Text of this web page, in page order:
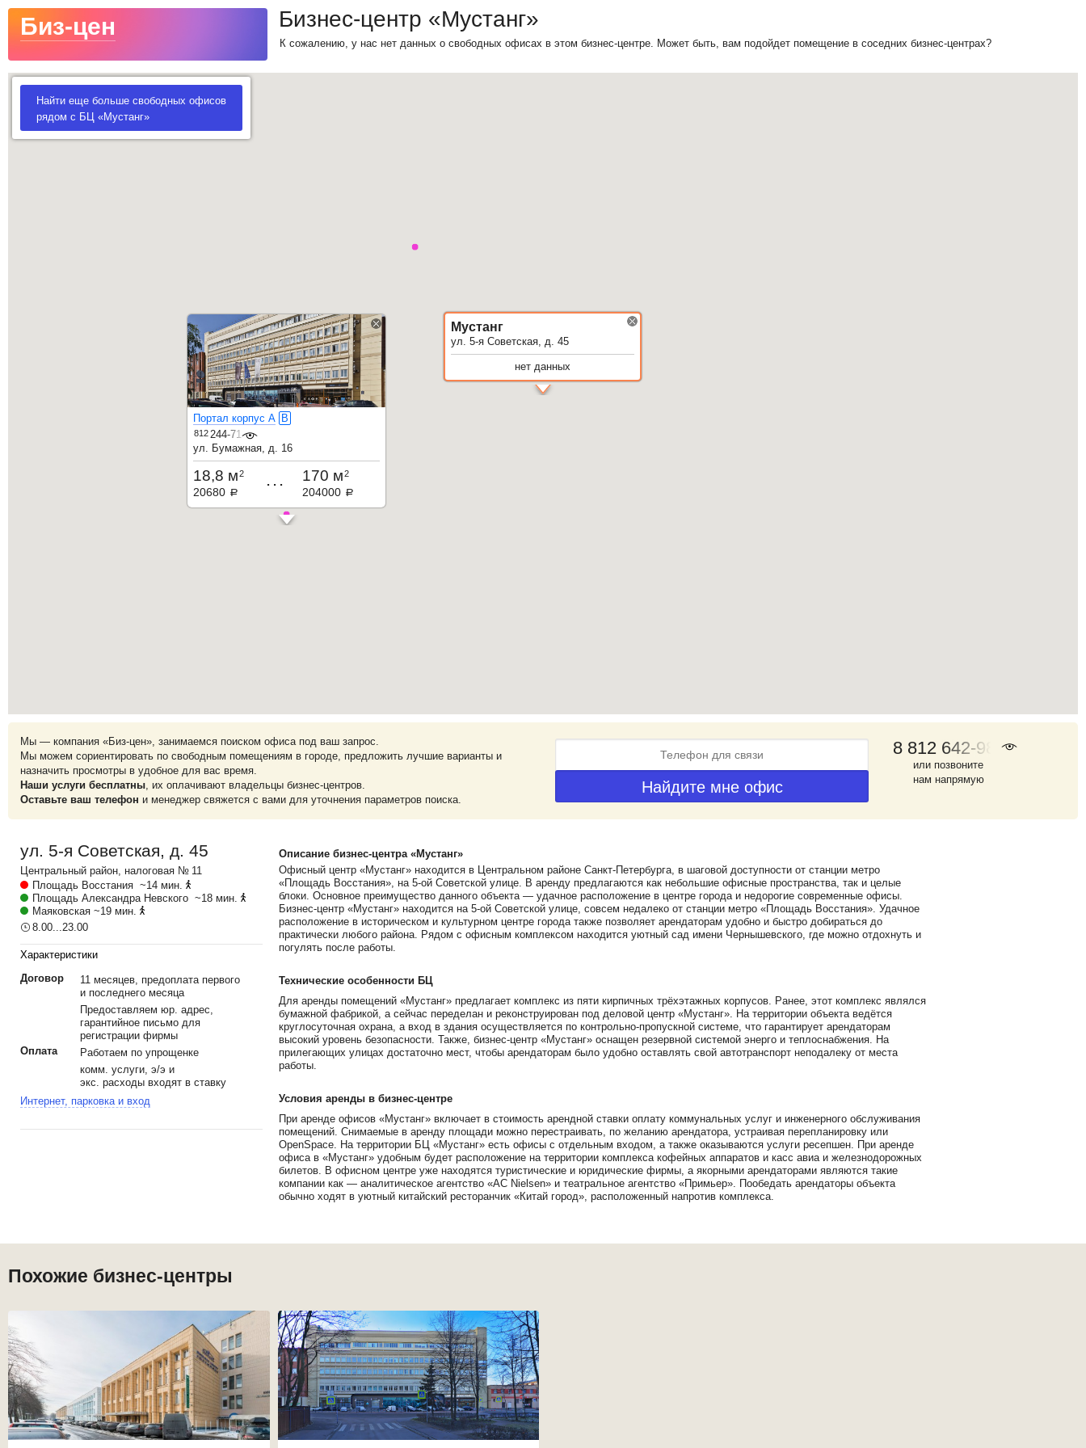
Биз-цен Бизнес-центр «Мустанг»
К сожалению, у нас нет данных о свободных офисах в этом бизнес-центре. Может быть, вам подойдет помещение в соседних бизнес-центрах?
Мустанг
ул. 5-я Советская, д. 45
нет данных
Портал корпус А B
812 244-71-32
ул. Бумажная, д. 16
18,8 м2
20680 a
... 170 м2
204000 a
Мы — компания «Биз-цен», занимаемся поиском офиса под ваш запрос.
Мы можем сориентировать по свободным помещениям в городе, предложить лучшие варианты и
назначить просмотры в удобное для вас время.
Наши услуги бесплатны, их оплачивают владельцы бизнес-центров.
Оставьте ваш телефон и менеджер свяжется с вами для уточнения параметров поиска.
8 812 642-98-46
или позвоните
нам напрямую
ул. 5-я Советская, д. 45
Центральный район, налоговая № 11
Площадь Восстания ~14 мин.
Площадь Александра Невского ~18 мин.
Маяковская ~19 мин.
8.00...23.00
Характеристики
Договор
11 месяцев, предоплата первого
и последнего месяца
Предоставляем юр. адрес,
гарантийное письмо для
регистрации фирмы
Оплата
Работаем по упрощенке
комм. услуги, э/э и
экс. расходы входят в ставку
Интернет, парковка и вход
Описание бизнес-центра «Мустанг»
Офисный центр «Мустанг» находится в Центральном районе Санкт-Петербурга, в шаговой доступности от станции метро
«Площадь Восстания», на 5-ой Советской улице. В аренду предлагаются как небольшие офисные пространства, так и целые
блоки. Основное преимущество данного объекта — удачное расположение в центре города и недорогие современные офисы.
Бизнес-центр «Мустанг» находится на 5-ой Советской улице, совсем недалеко от станции метро «Площадь Восстания». Удачное
расположение в историческом и культурном центре города также позволяет арендаторам удобно и быстро добираться до
практически любого района. Рядом с офисным комплексом находится уютный сад имени Чернышевского, где можно отдохнуть и
погулять после работы.
Технические особенности БЦ
Для аренды помещений «Мустанг» предлагает комплекс из пяти кирпичных трёхэтажных корпусов. Ранее, этот комплекс являлся
бумажной фабрикой, а сейчас переделан и реконструирован под деловой центр «Мустанг». На территории объекта ведётся
круглосуточная охрана, а вход в здания осуществляется по контрольно-пропускной системе, что гарантирует арендаторам
высокий уровень безопасности. Также, бизнес-центр «Мустанг» оснащен резервной системой энерго и теплоснабжения. На
прилегающих улицах достаточно мест, чтобы арендаторам было удобно оставлять свой автотранспорт неподалеку от места
работы.
Условия аренды в бизнес-центре
При аренде офисов «Мустанг» включает в стоимость арендной ставки оплату коммунальных услуг и инженерного обслуживания
помещений. Снимаемые в аренду площади можно перестраивать, по желанию арендатора, устраивая перепланировку или
OpenSpace. На территории БЦ «Мустанг» есть офисы с отдельным входом, а также оказываются услуги ресепшен. При аренде
офиса в «Мустанг» удобным будет расположение на территории комплекса кофейных аппаратов и касс авиа и железнодорожных
билетов. В офисном центре уже находятся туристические и юридические фирмы, а якорными арендаторами являются такие
компании как — аналитическое агентство «AC Nielsen» и театральное агентство «Примьер». Пообедать арендаторы объекта
обычно ходят в уютный китайский ресторанчик «Китай город», расположенный напротив комплекса.
Похожие бизнес-центры
Найти еще больше свободных офисов
рядом с БЦ «Мустанг»